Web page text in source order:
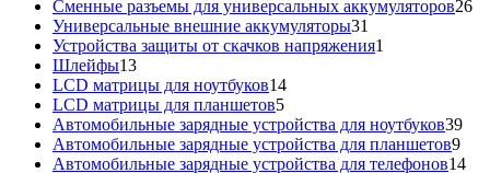
товар
Сменные разъемы для универсальных аккумуляторов2626
Универсальные внешние аккумуляторы31
товар
Устройства защиты от скачков напряжения1
Шлейфы1313
товаров
LCD матрицы для ноутбуков1414
LCD матрицы для планшетов55
товаров
Автомобильные зарядные устройства для ноутбуков3939
Автомобильные зарядные устройства для планшетов99
Автомобильные зарядные устройства для телефонов1414